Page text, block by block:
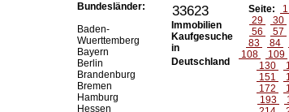
Bundesländer:
Baden-
Wuerttemberg
Bayern
Berlin
Brandenburg
Bremen
Hamburg
Hessen
33623
Immobilien
Kaufgesuche
in
Deutschland
Seite: 1
29
30
56
57
83
84
108
109
130
151
172
193